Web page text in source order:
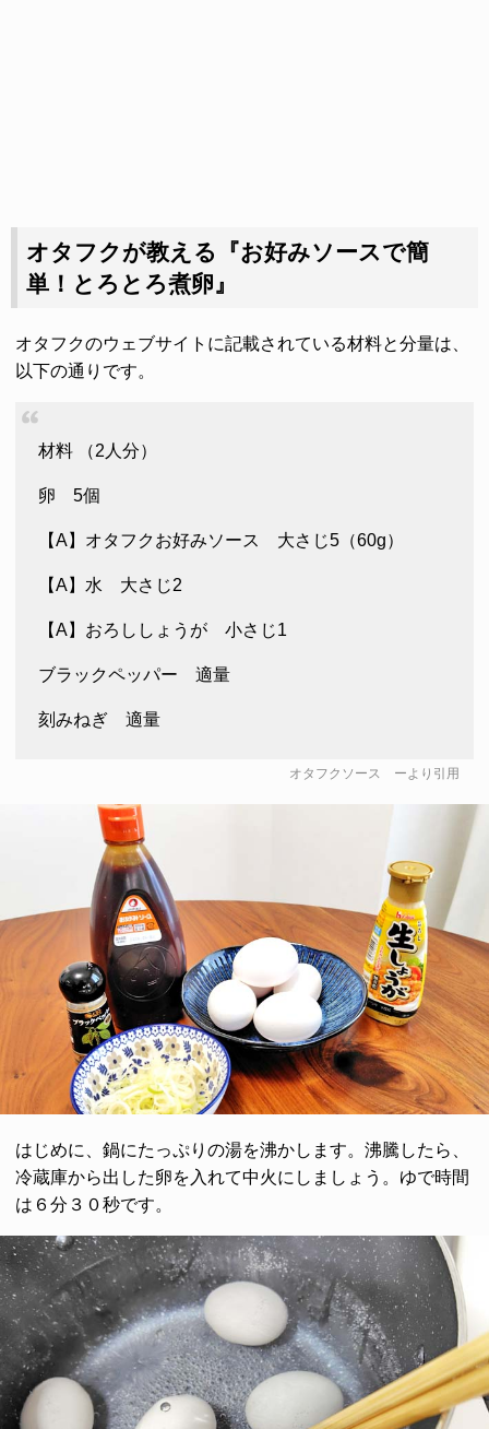
オタフクが教える『お好みソースで簡
単！とろとろ煮卵』
オタフクのウェブサイトに記載されている材料と分量は、
以下の通りです。
材料 （2人分）
卵 5個
【A】オタフクお好みソース 大さじ5（60g）
【A】水 大さじ2
【A】おろししょうが 小さじ1
ブラックペッパー 適量
刻みねぎ 適量
オタフクソース ーより引用
はじめに、鍋にたっぷりの湯を沸かします。沸騰したら、
冷蔵庫から出した卵を入れて中火にしましょう。ゆで時間
は６分３０秒です。